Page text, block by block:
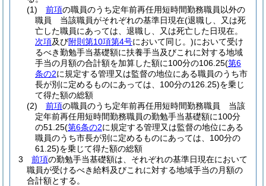
(1)
前項の職員のうち定年前再任用短時間勤務職員以外の
職員 当該職員がそれぞれの基準日現在(退職し、又は死
亡した職員にあっては、退職し、又は死亡した日現在。
次項及び附則第10項第4号において同じ。)において受け
るべき勤勉手当基礎額に扶養手当及びこれに対する地域
手当の月額の合計額を加算した額に100分の106.25(第6
条の2に規定する管理又は監督の地位にある職員のうち市
長が別に定めるものにあっては、100分の126.25)を乗じ
て得た額の総額
(2)
前項の職員のうち定年前再任用短時間勤務職員 当該
定年前再任用短時間勤務職員の勤勉手当基礎額に100分
の51.25(第6条の2に規定する管理又は監督の地位にある
職員のうち市長が別に定めるものにあっては、100分の
61.25)を乗じて得た額の総額
3
前項の勤勉手当基礎額は、それぞれの基準日現在において
職員が受けるべき給料及びこれに対する地域手当の月額の
合計額とする。